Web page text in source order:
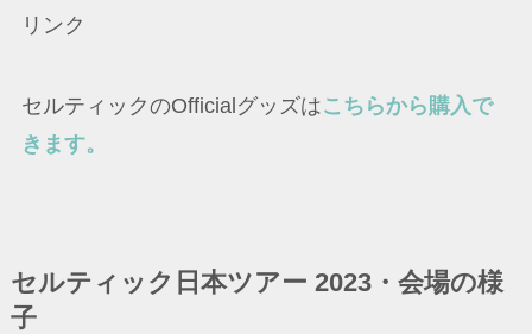
リンク
セルティックのOfficialグッズはこちらから購入で
きます。
セルティック日本ツアー 2023・会場の様
子